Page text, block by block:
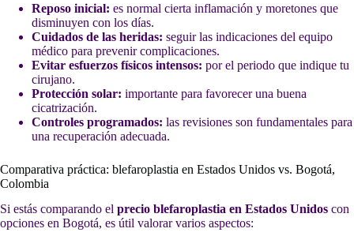
Reposo inicial: es normal cierta inflamación y moretones que
disminuyen con los días.
Cuidados de las heridas: seguir las indicaciones del equipo
médico para prevenir complicaciones.
Evitar esfuerzos físicos intensos: por el periodo que indique tu
cirujano.
Protección solar: importante para favorecer una buena
cicatrización.
Controles programados: las revisiones son fundamentales para
una recuperación adecuada.
Comparativa práctica: blefaroplastia en Estados Unidos vs. Bogotá,
Colombia
Si estás comparando el precio blefaroplastia en Estados Unidos con
opciones en Bogotá, es útil valorar varios aspectos: